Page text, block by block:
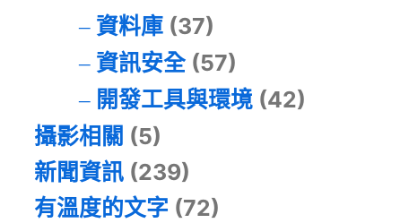
資料庫(37)
資訊安全(57)
開發工具與環境(42)
攝影相關 (5)
新聞資訊 (239)
有溫度的文字 (72)